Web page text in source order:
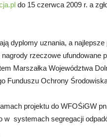
do 15 czerwca 2009 r. a
dyplomy uznania, a
rzeczowe ufundowane
Marszałka Województwa
Funduszu Ochrony
projektu do WFOŚiGW
w systemach segregacji